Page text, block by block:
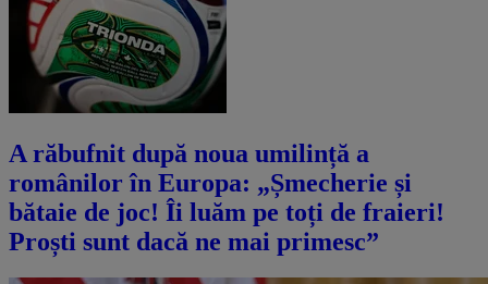
A răbufnit după noua umilință a
românilor în Europa: „Șmecherie și
bătaie de joc! Îi luăm pe toți de fraieri!
Proști sunt dacă ne mai primesc”